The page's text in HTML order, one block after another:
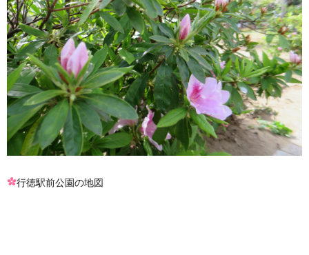
行徳駅前公園の地図